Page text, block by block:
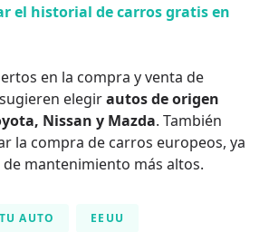
el historial de carros gratis en
en la compra y venta de
elegirautos de origen
Nissan y Mazda. También
la compra de carros europeos, ya
mantenimiento más altos.
AUTO EEUU